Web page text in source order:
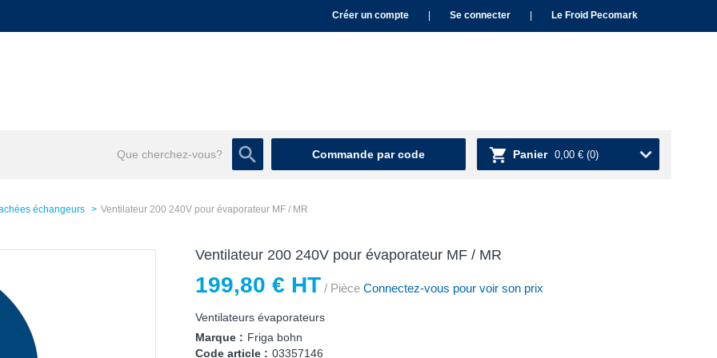
Créer un compte Se connecter Le Froid Pecomark
Commande par code Panier 0,00 € (0)
échangeurs Ventilateur 200 240V pour évaporateur MF / MR
Ventilateur 200 240V pour évaporateur MF / MR
199,80 € HT / Pièce Connectez-vous pour voir son prix
Ventilateurs évaporateurs
Marque : Friga bohn
Code article : 03357146